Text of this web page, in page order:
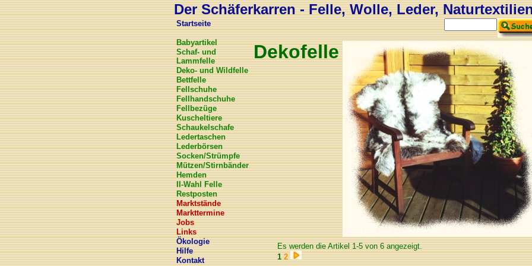
Der Schäferkarren - Felle, Wolle, Leder,
Startseite
Babyartikel
Schaf- und
Lammfelle
Deko- und Wildfelle
Bettfelle
Fellschuhe
Fellhandschuhe
Fellbezüge
Kuscheltiere
Schaukelschafe
Ledertaschen
Lederbörsen
Socken/Strümpfe
Mützen/Stirnbänder
Hemden
II-Wahl Felle
Restposten
Marktstände
Markttermine
Jobs
Links
Ökologie
Hilfe
Kontakt
Dekofelle
Es werden die Artikel 1-5 von 6 angezeigt.
1 2